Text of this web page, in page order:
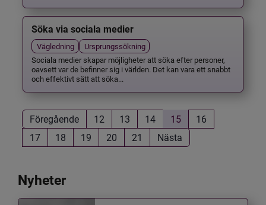
Söka via sociala medier
Vägledning
Ursprungssökning
Sociala medier skapar möjligheter att söka efter personer,
oavsett var de befinner sig i världen. Det kan vara ett snabbt
och effektivt sätt att söka...
Föregående 12 13 14 15
16
17
18 19 20 21 Nästa
Nyheter